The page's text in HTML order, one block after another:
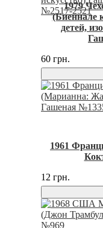
1979
(Биеннале
детей,
60 грн.
1961
12 грн.